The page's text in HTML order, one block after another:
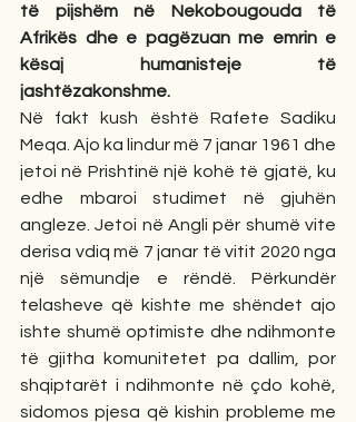
të pijshëm në Nekobougouda të
Afrikës dhe e pagëzuan me emrin e
kësaj humanisteje të
jashtëzakonshme.
Në fakt kush është Rafete Sadiku
Meqa. Ajo ka lindur më 7 janar 1961 dhe
jetoi në Prishtinë një kohë të gjatë, ku
edhe mbaroi studimet në gjuhën
angleze. Jetoi në Angli për shumë vite
derisa vdiq më 7 janar të vitit 2020 nga
një sëmundje e rëndë. Përkundër
telasheve që kishte me shëndet ajo
ishte shumë optimiste dhe ndihmonte
të gjitha komunitetet pa dallim, por
shqiptarët i ndihmonte në çdo kohë,
sidomos pjesa që kishin probleme me